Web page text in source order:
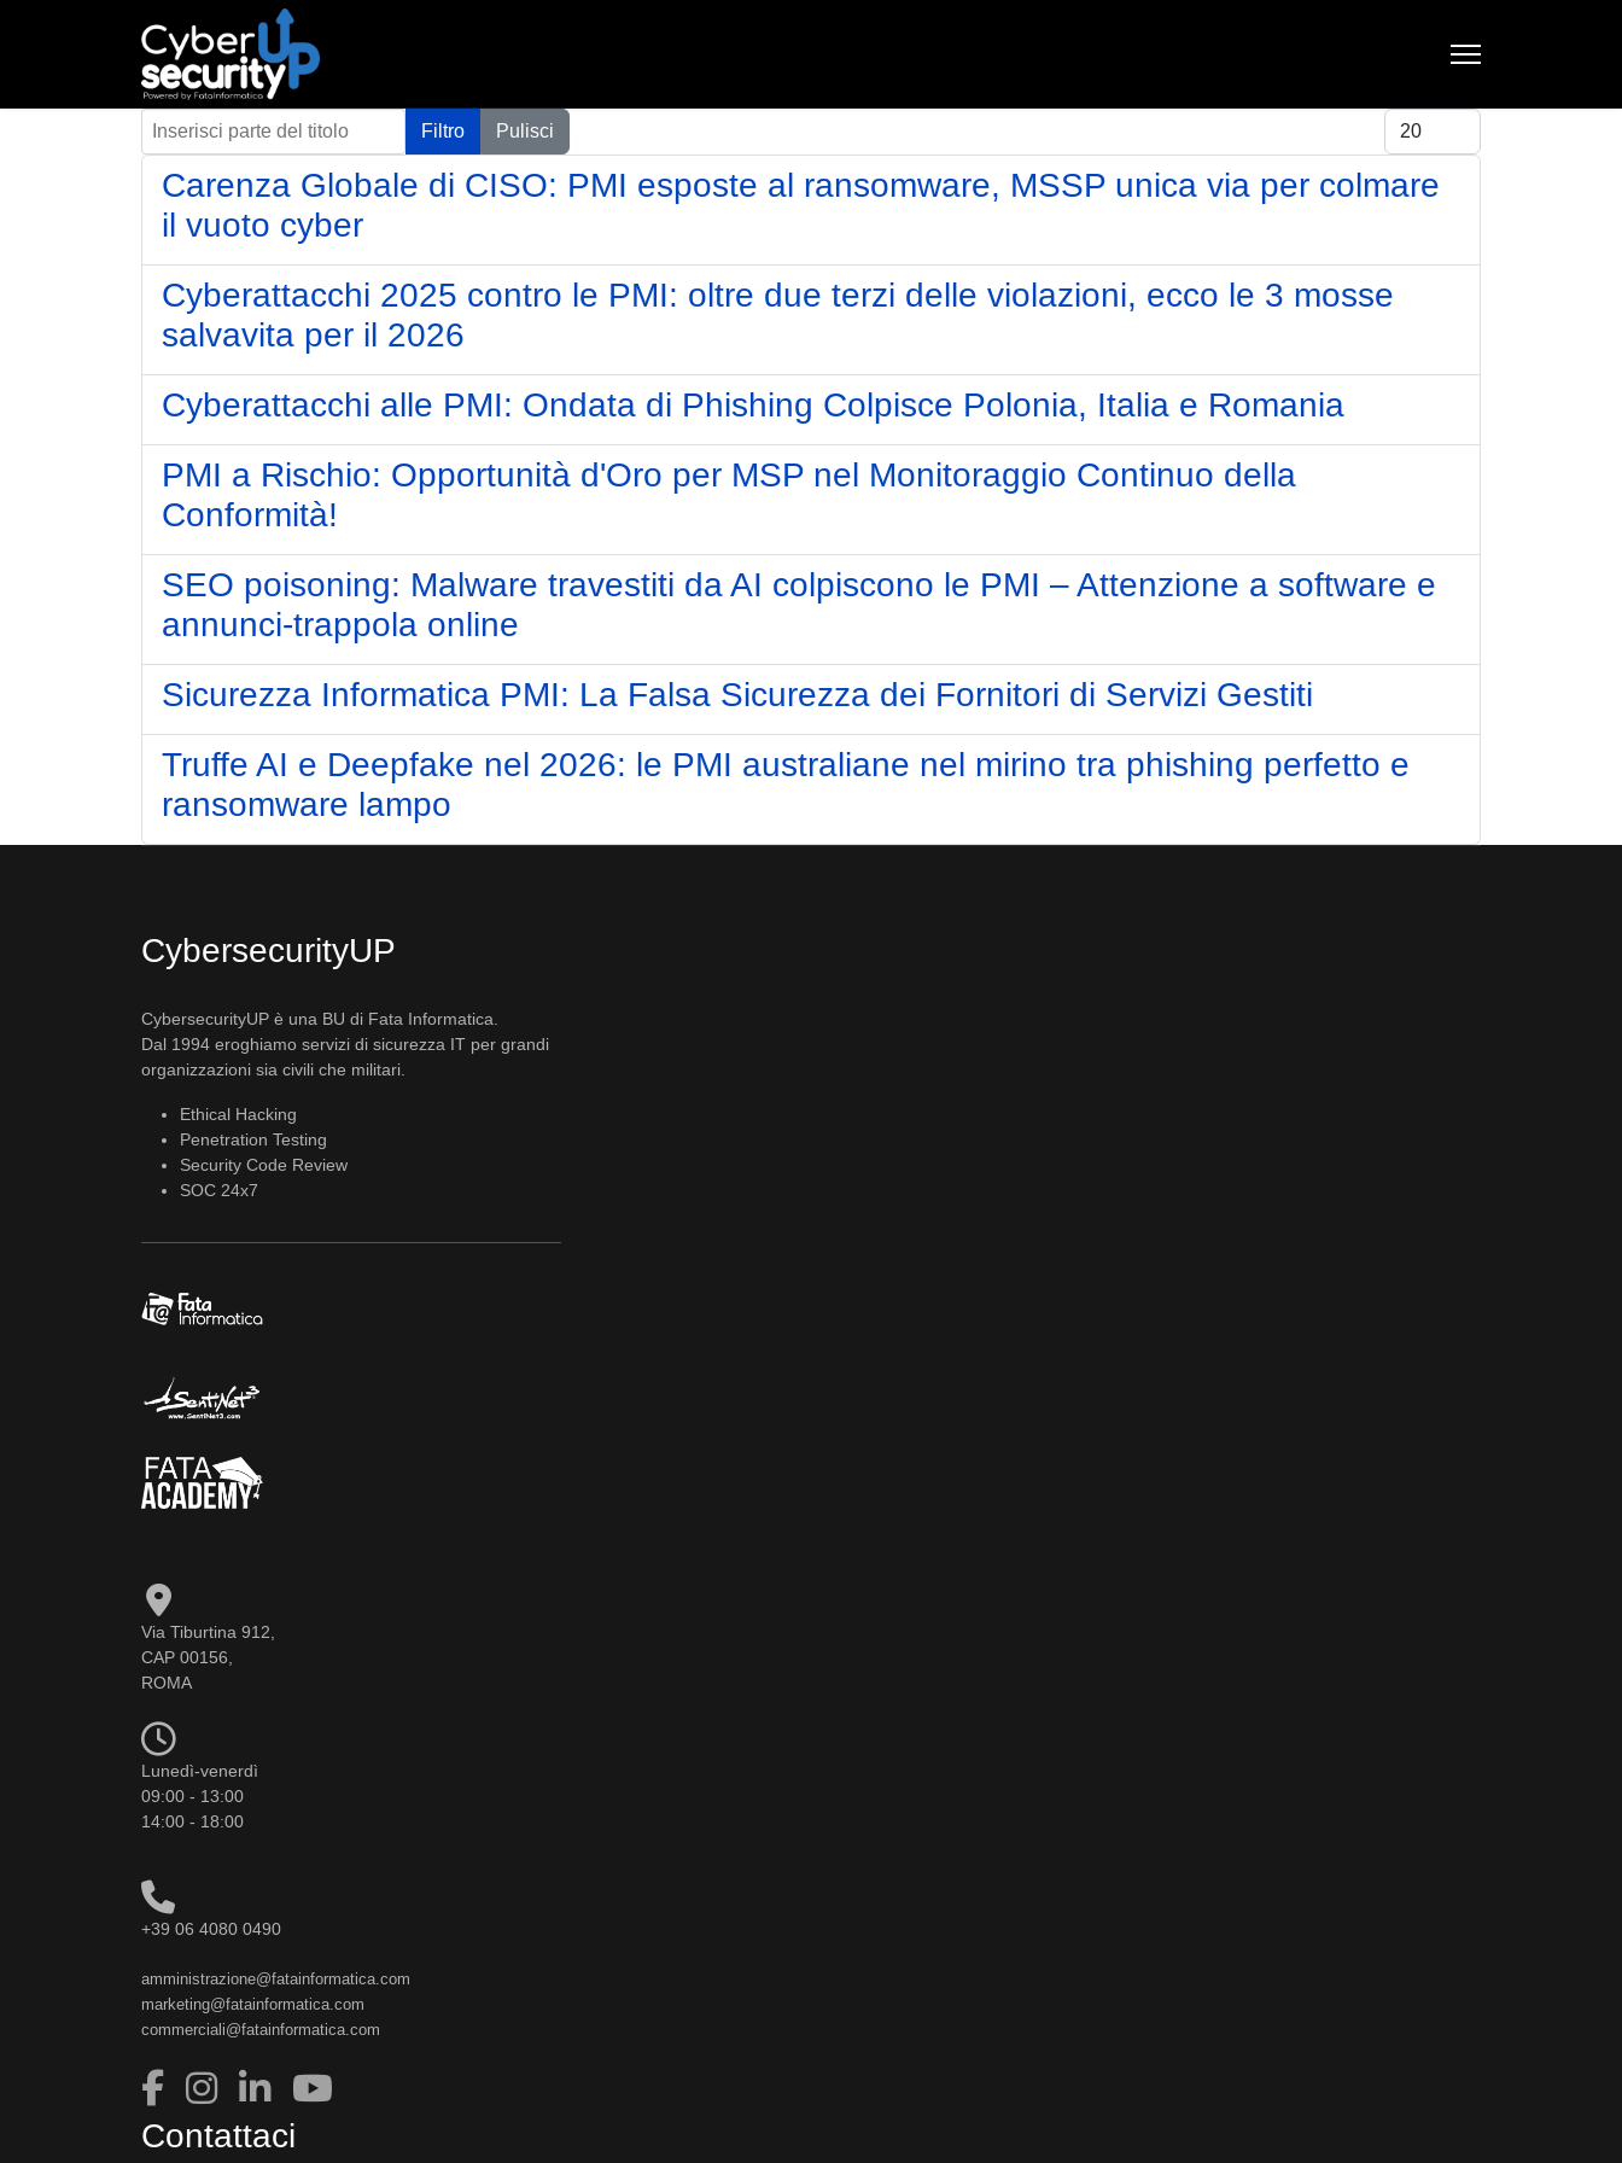
Inserisci parte del titolo Filtro Pulisci Visualizza #
Carenza Globale di CISO: PMI esposte al ransomware, MSSP unica via per colmare
il vuoto cyber
Cyberattacchi 2025 contro le PMI: oltre due terzi delle violazioni, ecco le 3 mosse
salvavita per il 2026
Cyberattacchi alle PMI: Ondata di Phishing Colpisce Polonia, Italia e Romania
PMI a Rischio: Opportunità d'Oro per MSP nel Monitoraggio Continuo della
Conformità!
SEO poisoning: Malware travestiti da AI colpiscono le PMI – Attenzione a software e
annunci-trappola online
Sicurezza Informatica PMI: La Falsa Sicurezza dei Fornitori di Servizi Gestiti
Truffe AI e Deepfake nel 2026: le PMI australiane nel mirino tra phishing perfetto e
ransomware lampo
CybersecurityUP
CybersecurityUP è una BU di Fata Informatica.
Dal 1994 eroghiamo servizi di sicurezza IT per grandi
organizzazioni sia civili che militari.
Ethical Hacking
Penetration Testing
Security Code Review
SOC 24x7
Via Tiburtina 912,
CAP 00156,
ROMA
Lunedì-venerdì
09:00 - 13:00
14:00 - 18:00
+39 06 4080 0490
amministrazione@fatainformatica.com
marketing@fatainformatica.com
commerciali@fatainformatica.com
Contattaci